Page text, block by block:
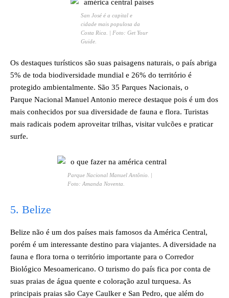
San José é a capital e
cidade mais populosa da
Costa Rica. | Foto: Get Your
Guide.
Os destaques turísticos são suas paisagens naturais, o país abriga
5% de toda biodiversidade mundial e 26% do território é
protegido ambientalmente. São 35 Parques Nacionais, o
Parque Nacional Manuel Antonio merece destaque pois é um dos
mais conhecidos por sua diversidade de fauna e flora. Turistas
mais radicais podem aproveitar trilhas, visitar vulcões e praticar
surfe.
Parque Nacional Manuel Antônio. |
Foto: Amanda Noventa.
​5. Belize
Belize não é um dos países mais famosos da América Central,
porém é um interessante destino para viajantes. A diversidade na
fauna e flora torna o território importante para o Corredor
Biológico Mesoamericano. O turismo do país fica por conta de
suas praias de água quente e coloração azul turquesa. As
principais praias são Caye Caulker e San Pedro, que além do